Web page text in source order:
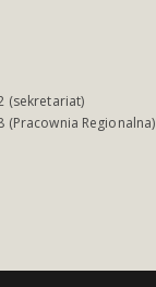
(sekretariat)
(Pracownia Regionalna)